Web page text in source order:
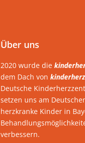
Über uns
2020 wurde die
dem Dach von
Deutsche
setzen uns am
herzkranke Kinder in
verbessern.